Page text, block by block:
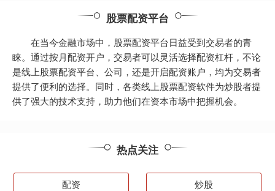
股票配资平台
在当今金融市场中，股票配资平台日益受到交易者的青
睐。通过按月配资开户，交易者可以灵活选择配资杠杆，不论
是线上股票配资平台、公司，还是开启配资账户，均为交易者
提供了便利的选择。同时，各类线上股票配资软件为炒股者提
供了强大的技术支持，助力他们在资本市场中把握机会。
热点关注
配资 炒股